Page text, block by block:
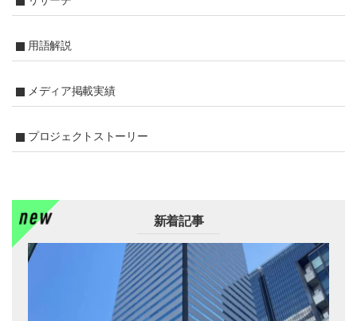
用語解説
メディア掲載実績
プロジェクトストーリー
新着記事